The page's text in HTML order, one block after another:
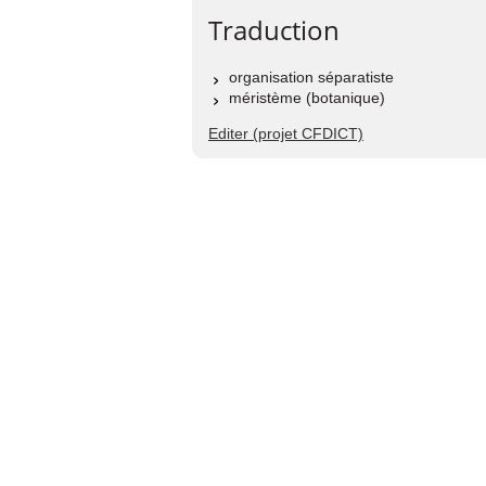
Traduction
organisation séparatiste
méristème (botanique)
Editer (projet CFDICT)